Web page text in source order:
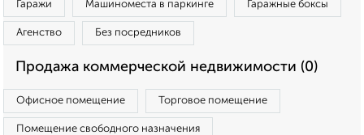
Гаражи Машиноместа в паркинге Гаражные боксы
Агенство Без посредников
Продажа коммерческой недвижимости (0)
Офисное помещение Торговое помещение
Помещение свободного назначения